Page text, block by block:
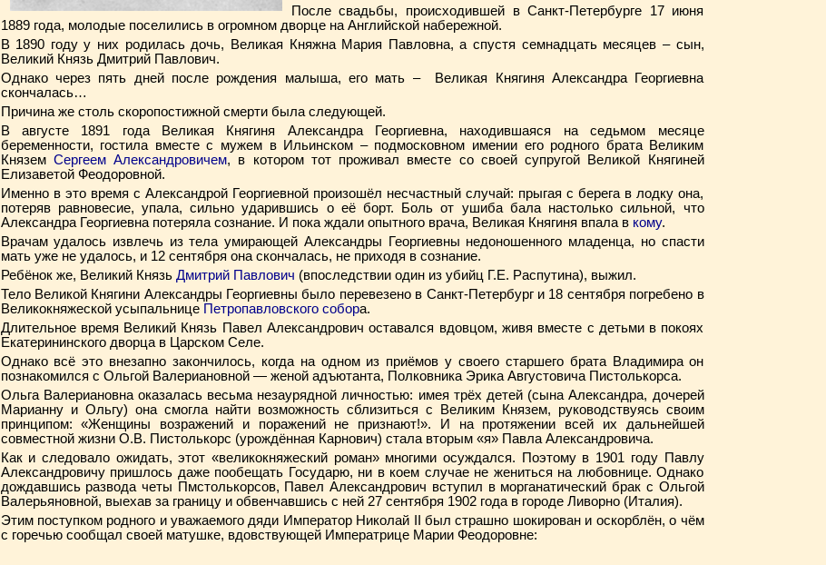
После свадьбы, происходившей в Санкт-Петербурге 17 июня
1889 года, молодые поселились в огромном дворце на Английской набережной.
В 1890 году у них родилась дочь, Великая Княжна Мария Павловна, а спустя семнадцать месяцев – сын,
Великий Князь Дмитрий Павлович.
Однако через пять дней после рождения малыша, его мать – Великая Княгиня Александра Георгиевна
скончалась…
Причина же столь скоропостижной смерти была следующей.
В августе 1891 года Великая Княгиня Александра Георгиевна, находившаяся на седьмом месяце
беременности, гостила вместе с мужем в Ильинском – подмосковном имении его родного брата Великим
Князем Сергеем Александровичем, в котором тот проживал вместе со своей супругой Великой Княгиней
Елизаветой Феодоровной.
Именно в это время с Александрой Георгиевной произошёл несчастный случай: прыгая с берега в лодку она,
потеряв равновесие, упала, сильно ударившись о её борт. Боль от ушиба бала настолько сильной, что
Александра Георгиевна потеряла сознание. И пока ждали опытного врача, Великая Княгиня впала в кому.
Врачам удалось извлечь из тела умирающей Александры Георгиевны недоношенного младенца, но спасти
мать уже не удалось, и 12 сентября она скончалась, не приходя в сознание.
Ребёнок же, Великий Князь Дмитрий Павлович (впоследствии один из убийц Г.Е. Распутина), выжил.
Тело Великой Княгини Александры Георгиевны было перевезено в Санкт-Петербург и 18 сентября погребено в
Великокняжеской усыпальнице Петропавловского собора.
Длительное время Великий Князь Павел Александрович оставался вдовцом, живя вместе с детьми в покоях
Екатерининского дворца в Царском Селе.
Однако всё это внезапно закончилось, когда на одном из приёмов у своего старшего брата Владимира он
познакомился с Ольгой Валериановной — женой адъютанта, Полковника Эрика Августовича Пистолькорса.
Ольга Валериановна оказалась весьма незаурядной личностью: имея трёх детей (сына Александра, дочерей
Марианну и Ольгу) она смогла найти возможность сблизиться с Великим Князем, руководствуясь своим
принципом: «Женщины возражений и поражений не признают!». И на протяжении всей их дальнейшей
совместной жизни О.В. Пистолькорс (урождённая Карнович) стала вторым «я» Павла Александровича.
Как и следовало ожидать, этот «великокняжеский роман» многими осуждался. Поэтому в 1901 году Павлу
Александровичу пришлось даже пообещать Государю, ни в коем случае не жениться на любовнице. Однако
дождавшись развода четы Пмстолькорсов, Павел Александрович вступил в морганатический брак с Ольгой
Валерьяновной, выехав за границу и обвенчавшись с ней 27 сентября 1902 года в городе Ливорно (Италия).
Этим поступком родного и уважаемого дяди Император Николай II был страшно шокирован и оскорблён, о чём
с горечью сообщал своей матушке, вдовствующей Императрице Марии Феодоровне: